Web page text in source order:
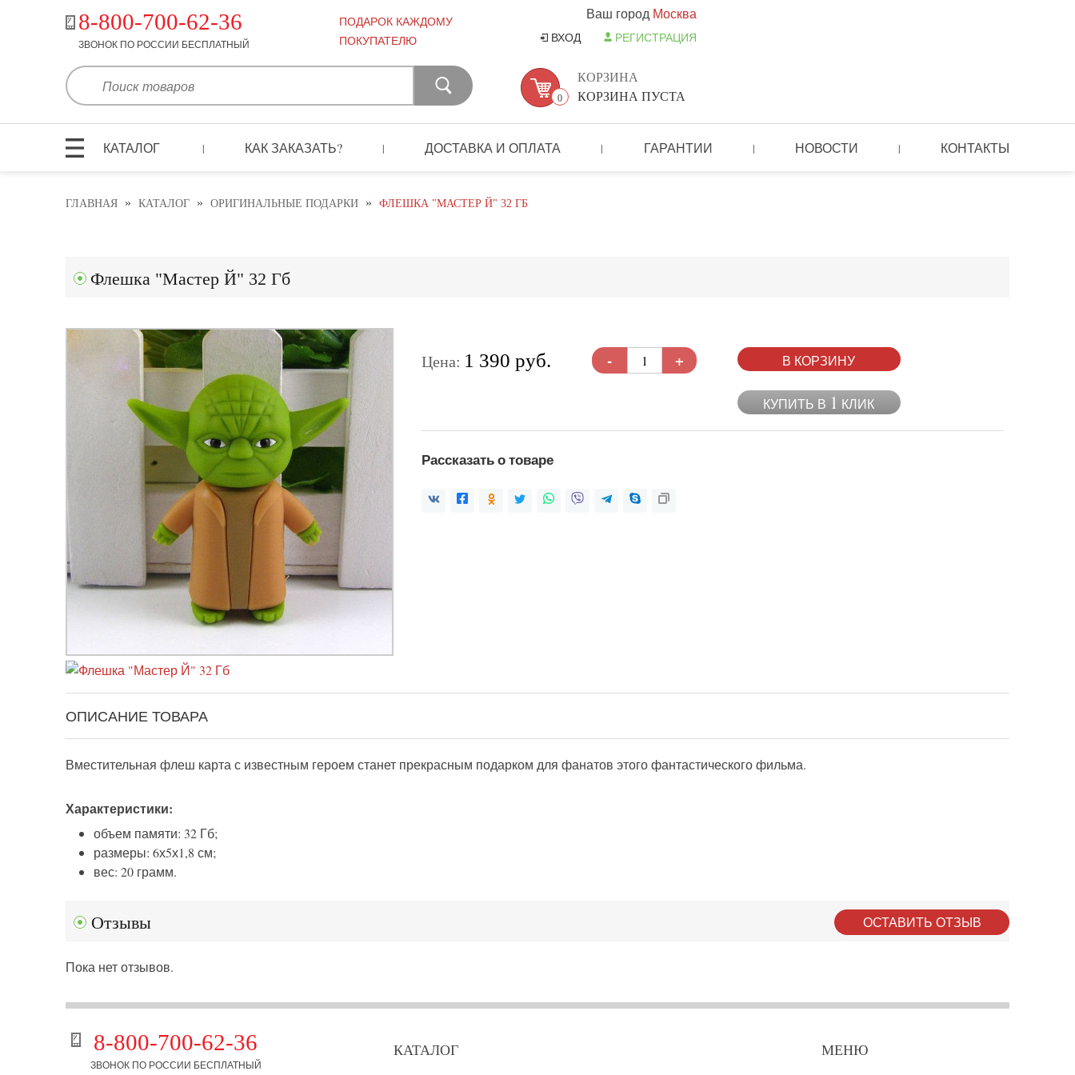
8-800-700-62-36
ЗВОНОК ПО РОССИИ БЕСПЛАТНЫЙ
ПОДАРОК КАЖДОМУ
ПОКУПАТЕЛЮ
Ваш город Москва
ВХОД РЕГИСТРАЦИЯ
0
КОРЗИНА
КОРЗИНА ПУСТА
КАТАЛОГ | КАК ЗАКАЗАТЬ? | ДОСТАВКА И ОПЛАТА | ГАРАНТИИ | НОВОСТИ | КОНТАКТЫ
ГЛАВНАЯ » КАТАЛОГ » ОРИГИНАЛЬНЫЕ ПОДАРКИ » ФЛЕШКА "МАСТЕР Й" 32 ГБ
Флешка "Мастер Й" 32 Гб
Цена: 1 390 руб. - + В КОРЗИНУ
КУПИТЬ В 1 КЛИК
Рассказать о товаре
ОПИСАНИЕ ТОВАРА
Вместительная флеш карта с известным героем станет прекрасным подарком для фанатов этого фантастического фильма.
Характеристики:
объем памяти: 32 Гб;
размеры: 6х5х1,8 см;
вес: 20 грамм.
Отзывы ОСТАВИТЬ ОТЗЫВ
Пока нет отзывов.
8-800-700-62-36
ЗВОНОК ПО РОССИИ БЕСПЛАТНЫЙ
КАТАЛОГ МЕНЮ